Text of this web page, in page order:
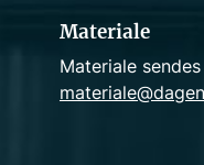
Materiale
Materiale